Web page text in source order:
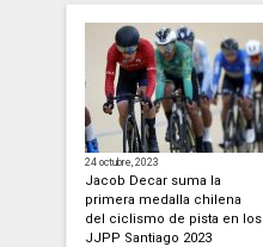
24 octubre, 2023
Jacob Decar suma la
primera medalla chilena
del ciclismo de pista en los
JJPP Santiago 2023